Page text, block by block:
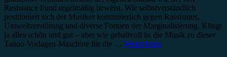
Resistance Fund regelmäßig beweist. Wie selbstverständlich
positioniert sich der Musiker kontinuierlich gegen Rassismus,
Umweltzerstörung und diverse Formen der Marginalisierung. Klingt
ja alles schön und gut – aber wie gehaltvoll ist die Musik zu dieser
Tattoo-Vorlagen-Maschine für die … Weiterlesen